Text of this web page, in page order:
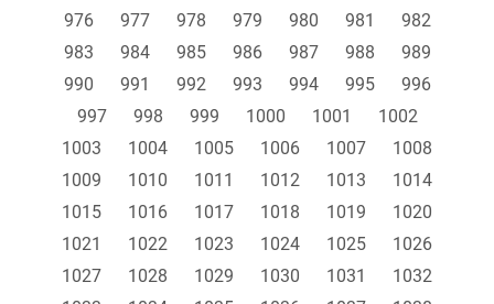
976
977 978 979 980 981
982
983
984 985 986 987 988
989
990
991 992 993 994 995
996
997
998 999 1000 1001
1002
1003
1004 1005 1006 1007
1008
1009
1010 1011 1012 1013
1014
1015
1016 1017 1018 1019
1020
1021
1022 1023 1024 1025
1026
1027
1028 1029 1030 1031
1032